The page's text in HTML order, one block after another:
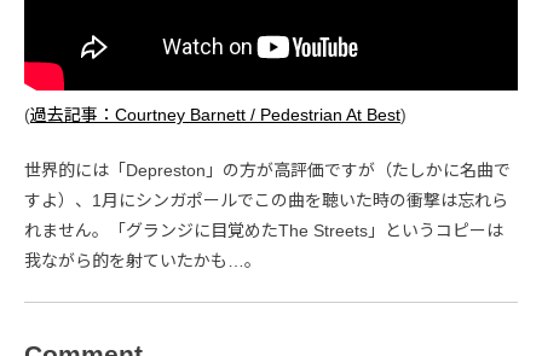
(過去記事：Courtney Barnett / Pedestrian At Best)
世界的には「Depreston」の方が高評価ですが（たしかに名曲で
すよ）、1月にシンガポールでこの曲を聴いた時の衝撃は忘れら
れません。「グランジに目覚めたThe Streets」というコピーは
我ながら的を射ていたかも…。